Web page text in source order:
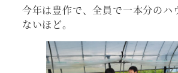
今年は豊作で、全員で一本分のハ
ないほど。